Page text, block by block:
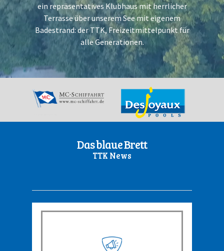
ein repräsentatives Klubhaus mit herrlicher
Terrasse über unserem See mit eigenem
Badestrand: der TTK, Freizeitmittelpunkt für
alle Generationen.
Das blaue Brett
TTK News